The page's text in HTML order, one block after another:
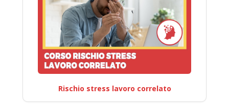
Rischio stress lavoro correlato